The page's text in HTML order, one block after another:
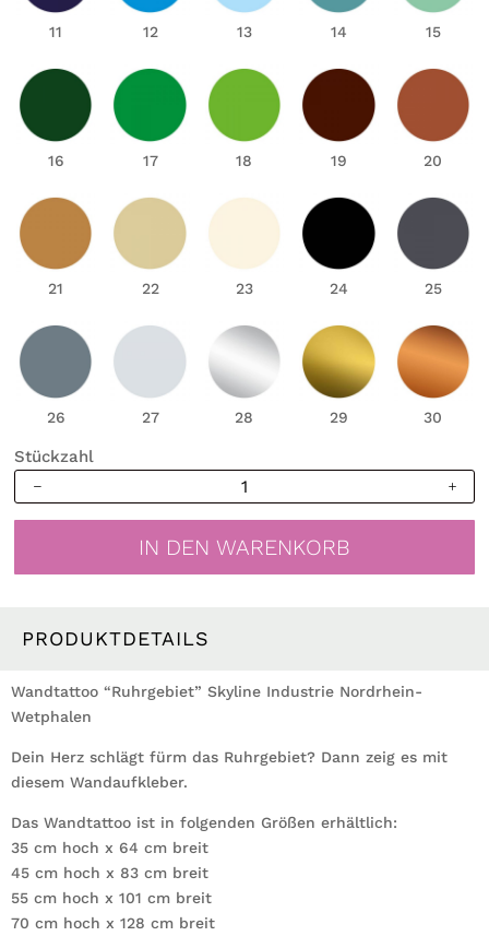
11 12 13 14 15
16 17 18 19 20
21 22 23 24 25
26 27 28 29 30
Stückzahl
Skyline
Gasometer
Dortmund
Bochum
Hamm
Wandaufkleber
Heimatliebe
Menge
IN DEN WARENKORB
PRODUKTDETAILS
Wandtattoo “Ruhrgebiet” Skyline Industrie Nordrhein-
Wetphalen
Dein Herz schlägt fürm das Ruhrgebiet? Dann zeig es mit
diesem Wandaufkleber.
Das Wandtattoo ist in folgenden Größen erhältlich:
35 cm hoch x 64 cm breit
45 cm hoch x 83 cm breit
55 cm hoch x 101 cm breit
70 cm hoch x 128 cm breit